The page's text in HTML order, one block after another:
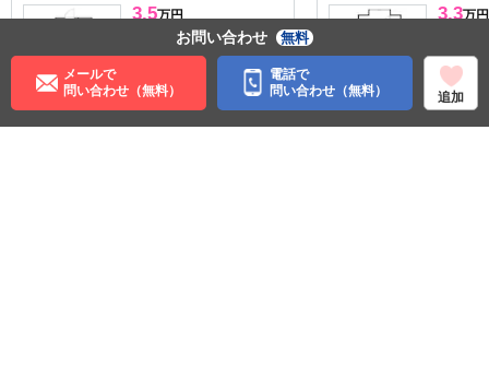
3.5万円
管理費:1,100円
敷 35,000円 礼 －
25.92㎡
桂台駅 バス17分 墓園入口
徒歩2分
3.3万円
敷 －
23㎡
網走駅
徒歩1分
お問い合わせ 無料
メールで
問い合わせ（無料）
電話で
問い合わせ（無料）
追加